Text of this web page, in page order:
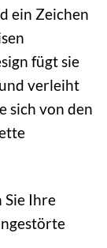
ein Zeichen
fügt sie
verleiht
sich von den
Sie Ihre